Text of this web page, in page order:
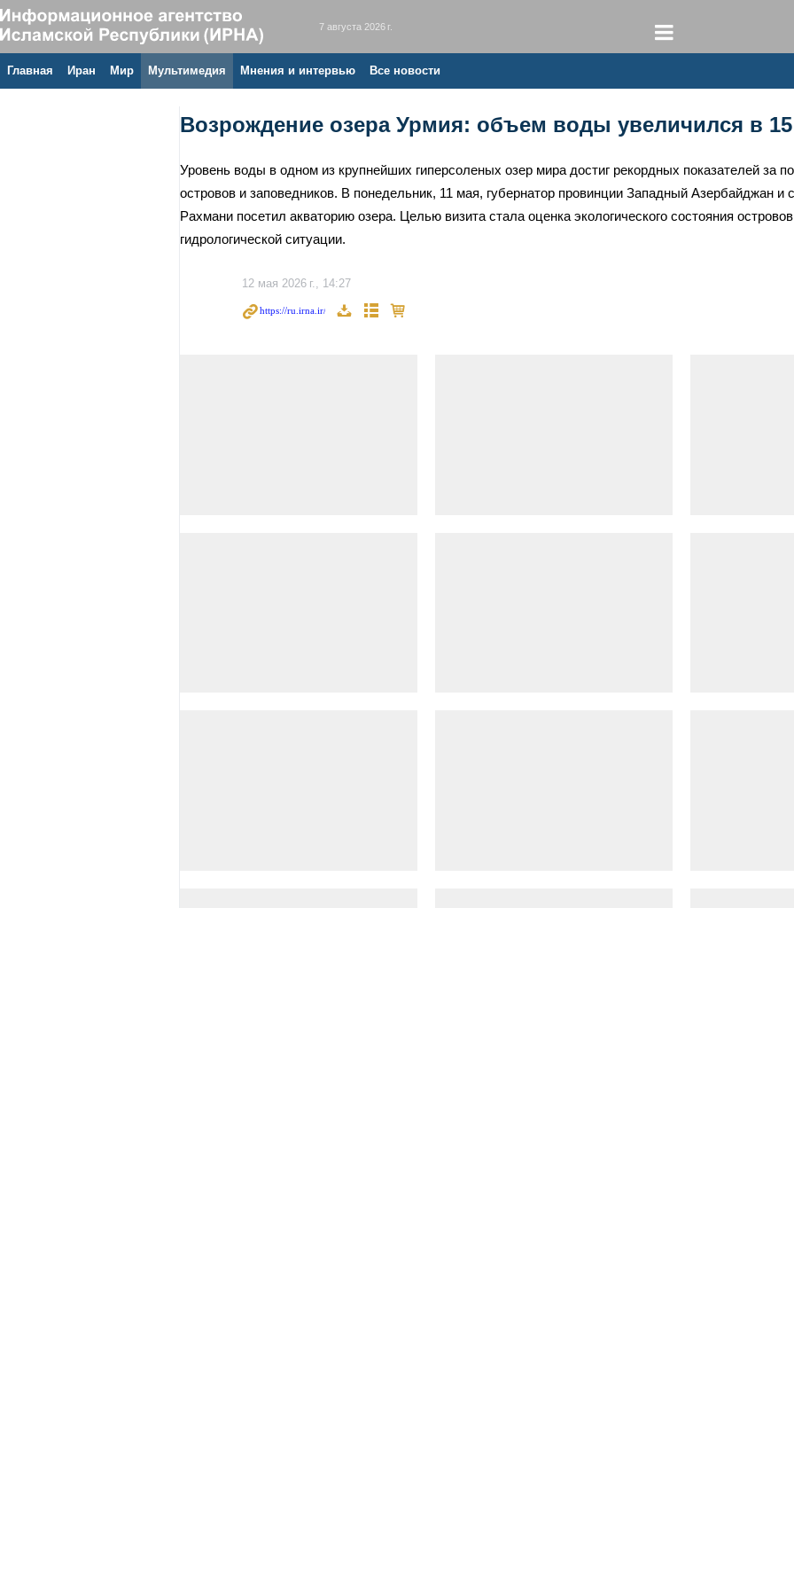
7 августа 2026 г.
Главная Иран Мир Мультимедия Мнения и интервью Все новости
Возрождение озера Урмия: объем воды увеличился в 15
Уровень воды в одном из крупнейших гиперсоленых озер мира достиг рекордных показателей за
островов и заповедников. В понедельник, 11 мая, губернатор провинции Западный Азербайджан
Рахмани посетил акваторию озера. Целью визита стала оценка экологического состояния
гидрологической ситуации.
12 мая 2026 г., 14:27